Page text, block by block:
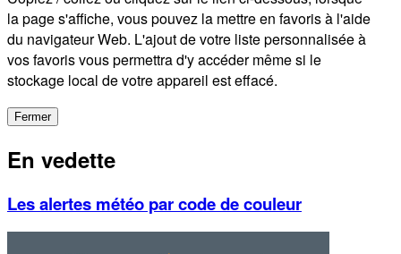
la page s'affiche, vous pouvez la mettre en favoris à l'aide
du navigateur Web. L'ajout de votre liste personnalisée à
vos favoris vous permettra d'y accéder même si le
stockage local de votre appareil est effacé.
Fermer
En vedette
Les alertes météo par code de couleur